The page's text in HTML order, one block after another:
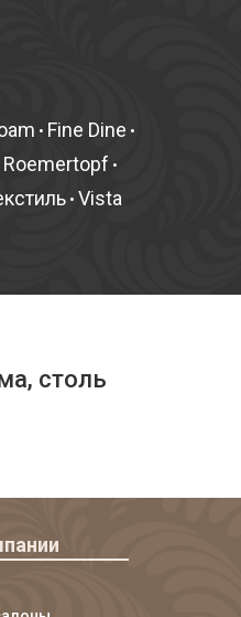
• Fine Dine •
Roemertopf •
• Vista
столь